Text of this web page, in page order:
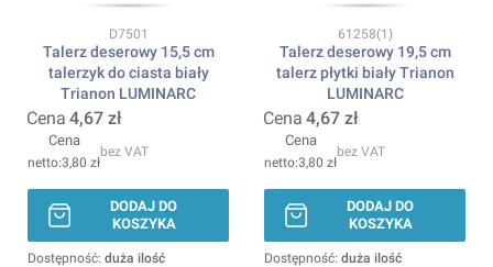
Kod produktu
D7501
Talerz deserowy 15,5 cm
talerzyk do ciasta biały
Trianon LUMINARC
Cena 4,67 zł
Cena
3,80 zł
bez VAT
DODAJ DO
KOSZYKA
Dostępność: duża ilość
Kod produktu
61258(1)
Talerz deserowy 19,5 cm
talerz płytki biały Trianon
LUMINARC
Cena 4,67 zł
Cena
3,80 zł
bez VAT
DODAJ DO
KOSZYKA
Dostępność: duża ilość